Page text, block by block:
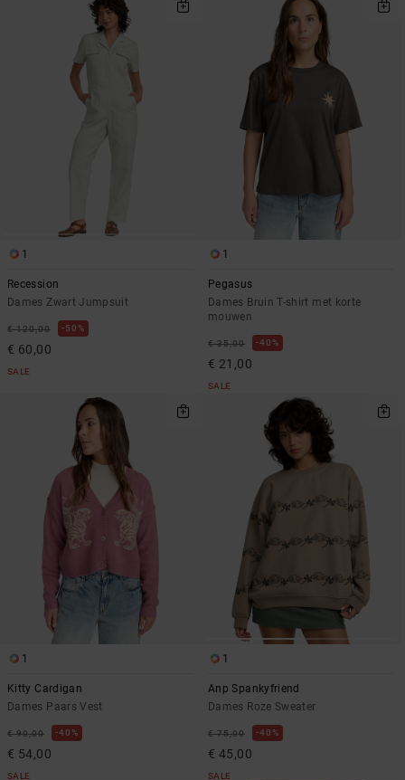
1
Recession
Dames Zwart Jumpsuit
€ 120,00 50%
€ 60,00
SALE
1
Pegasus
Dames Bruin T-shirt met korte
mouwen
€ 35,00 40%
€ 21,00
SALE
1
Kitty Cardigan
Dames Paars Vest
€ 90,00 40%
€ 54,00
SALE
1
Anp Spankyfriend
Dames Roze Sweater
€ 75,00 40%
€ 45,00
SALE